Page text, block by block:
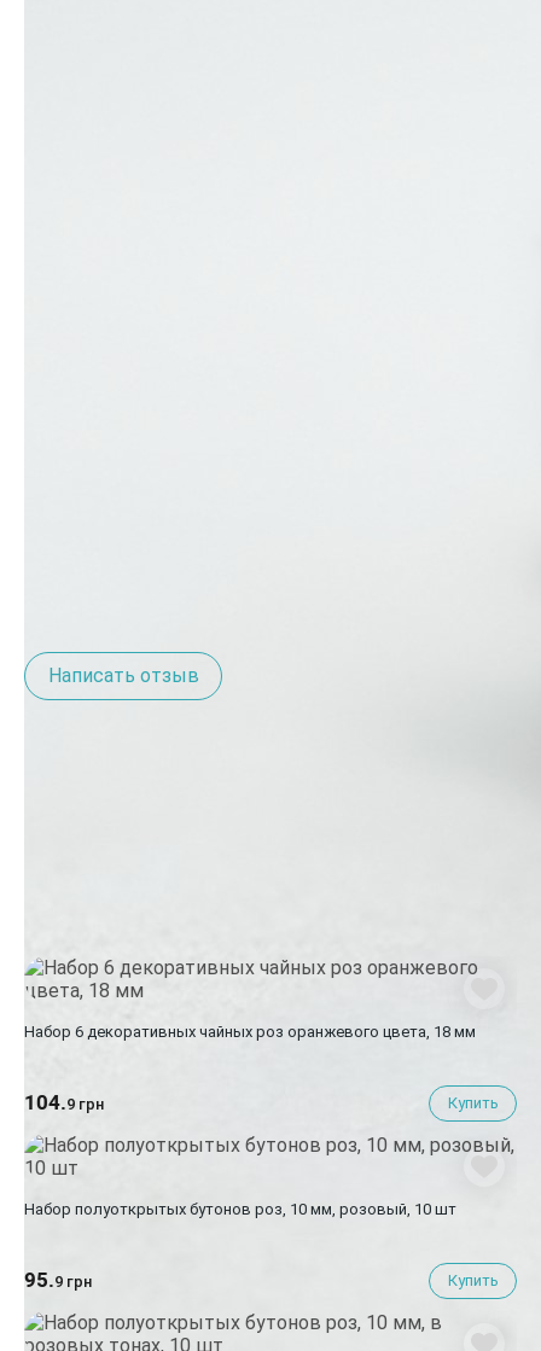
Написать отзыв
Набор 6 декоративных чайных роз оранжевого цвета, 18 мм
104.9 грн Купить
Набор полуоткрытых бутонов роз, 10 мм, розовый, 10 шт
95.9 грн Купить